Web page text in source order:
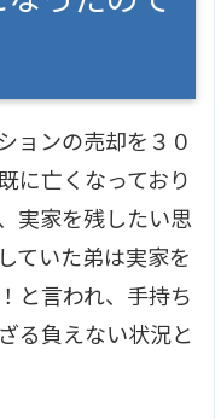
ョンの売却を３０
に亡くなっており
実家を残したい思
ていた弟は実家を
と言われ、手持ち
る負えない状況と